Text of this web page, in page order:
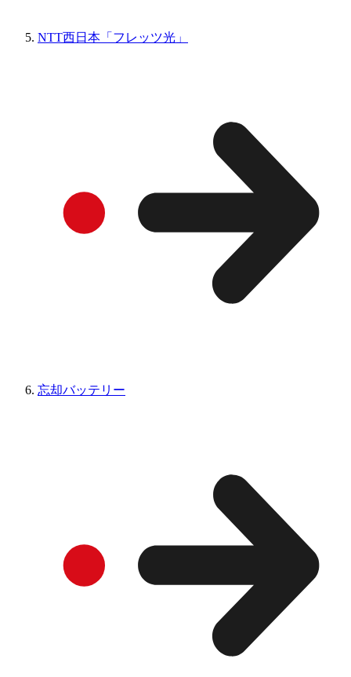
NTT西日本「フレッツ光」
忘却バッテリー